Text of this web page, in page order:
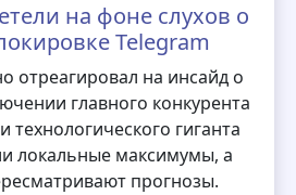
на фоне слухов о
Telegram
отреагировал на инсайд о
главного конкурента
технологического гиганта
локальные максимумы, а
прогнозы.